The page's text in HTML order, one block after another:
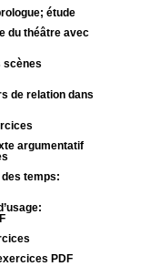
étude
du théâtre avec
scènes
de relation dans
argumentatif
temps:
PDF